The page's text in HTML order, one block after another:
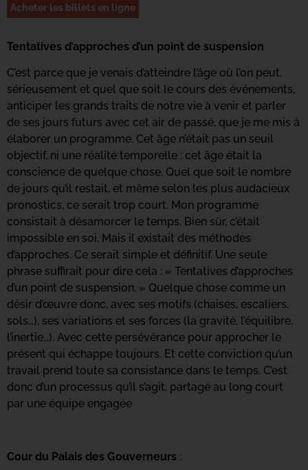
Acheter les billets en ligne
Tentatives d’approches d’un point de suspension
C’est parce que je venais d’atteindre l’âge où l’on peut,
sérieusement et quel que soit le cours des événements,
anticiper les grands traits de notre vie à venir et parler
de ses jours futurs avec cet air de passé, que je me mis à
élaborer un programme. Cet âge n’était pas un seuil
objectif, ni une réalité temporelle : cet âge était la
conscience de quelque chose. Quel que soit le nombre
de jours qu’il restait, et même selon les plus audacieux
pronostics, ce serait trop court. Mon programme
consistait à désamorcer le temps. Bien sûr, c’était
impossible en soi. Mais il existait des méthodes
d’approches. Ce serait simple et définitif. Une seule
phrase suffirait pour dire cela : « Tentatives d’approches
d’un point de suspension. » Quelque chose comme un
désir d’œuvre donc, avec ses motifs (chaises, escaliers,
sols…), ses variations et ses forces (la gravité, l’équilibre,
l’inertie…). Avec cette persévérance pour approcher le
présent qui échappe toujours. Et cette conviction qu’un
travail prend toute sa consistance dans le temps. C’est
donc d’un processus qu’il s’agit, partagé au long court
par une équipe engagée
Cour du Palais des Gouverneurs :